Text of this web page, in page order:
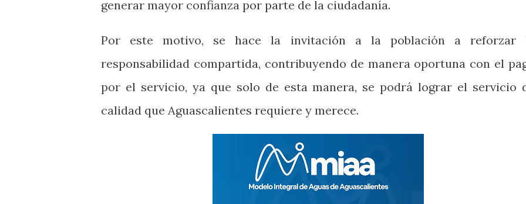
generar mayor confianza por parte de la ciudadanía.
Por este motivo, se hace la invitación a la población a reforzar
responsabilidad compartida, contribuyendo de manera oportuna con el
por el servicio, ya que solo de esta manera, se podrá lograr el servicio
calidad que Aguascalientes requiere y merece.